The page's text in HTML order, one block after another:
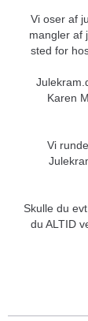
Vi oser af
mangler af
sted for
Karen
Vi
Skulle du
du ALTID